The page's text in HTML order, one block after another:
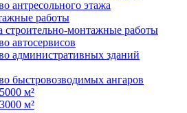
антресольного этажа
работы
строительно-монтажные работы
автосервисов
административных зданий
быстровозводимых ангаров
м²
м²